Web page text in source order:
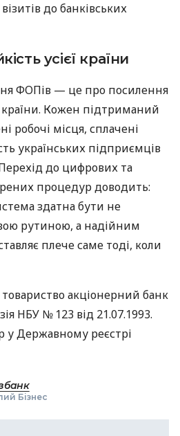
до банківських
усієї країни
ФОПів — це про посилення
країни. Кожен підтриманий
робочі місця, сплачені
українських підприємців
до цифрових та
процедур доводить:
здатна бути не
рутиною, а надійним
плече саме тоді, коли
акціонерний банк
НБУ № 123 від 21.07.1993.
у Державному реєстрі
Бізнес